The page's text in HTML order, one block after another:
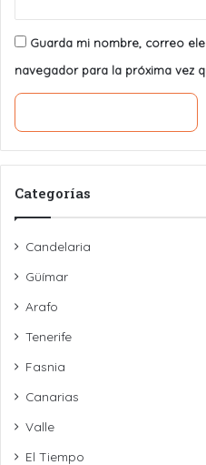
Guarda mi nombre, correo
navegador para la próxima vez
Categorías
Candelaria
Güímar
Arafo
Tenerife
Fasnia
Canarias
Valle
El Tiempo